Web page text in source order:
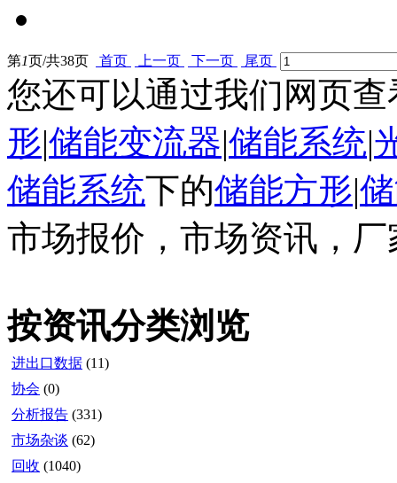
第1页/共38页 首页 上一页 下一页 尾页
您还可以通过我们网页查
形|储能变流器|储能系统|
储能系统下的储能方形|
市场报价，市场资讯，
按资讯分类浏览
进出口数据 (11)
协会 (0)
分析报告 (331)
市场杂谈 (62)
回收 (1040)